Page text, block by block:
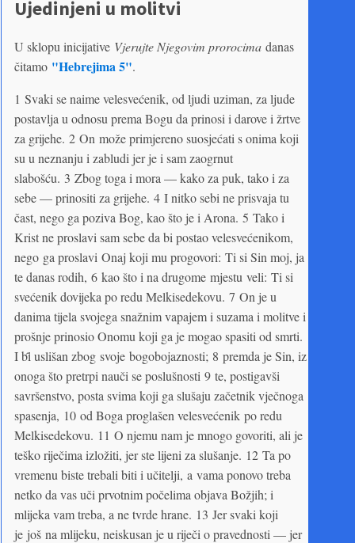
Ujedinjeni u molitvi
U sklopu inicijative Vjerujte Njegovim prorocima danas
čitamo "Hebrejima 5".
1 Svaki se naime velesvećenik, od ljudi uziman, za ljude
postavlja u odnosu prema Bogu da prinosi i darove i žrtve
za grijehe. 2 On može primjereno suosjećati s onima koji
su u neznanju i zabludi jer je i sam zaogrnut
slabošću. 3 Zbog toga i mora — kako za puk, tako i za
sebe — prinositi za grijehe. 4 I nitko sebi ne prisvaja tu
čast, nego ga poziva Bog, kao što je i Arona. 5 Tako i
Krist ne proslavi sam sebe da bi postao velesvećenikom,
nego ga proslavi Onaj koji mu progovori: Ti si Sin moj, ja
te danas rodih, 6 kao što i na drugome mjestu veli: Ti si
svećenik dovijeka po redu Melkisedekovu. 7 On je u
danima tijela svojega snažnim vapajem i suzama i molitve i
prošnje prinosio Onomu koji ga je mogao spasiti od smrti.
I bȋ uslišan zbog svoje bogobojaznosti; 8 premda je Sin, iz
onoga što pretrpi nauči se poslušnosti 9 te, postigavši
savršenstvo, posta svima koji ga slušaju začetnik vječnoga
spasenja, 10 od Boga proglašen velesvećenik po redu
Melkisedekovu. 11 O njemu nam je mnogo govoriti, ali je
teško riječima izložiti, jer ste lijeni za slušanje. 12 Ta po
vremenu biste trebali biti i učitelji, a vama ponovo treba
netko da vas uči prvotnim počelima objava Božjih; i
mlijeka vam treba, a ne tvrde hrane. 13 Jer svaki koji
je još na mlijeku, neiskusan je u riječi o pravednosti — jer